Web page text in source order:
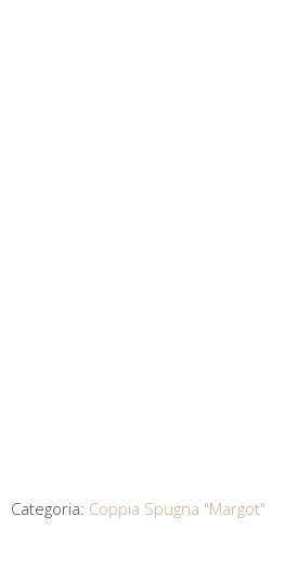
Categoria: Coppia Spugna "Margot"